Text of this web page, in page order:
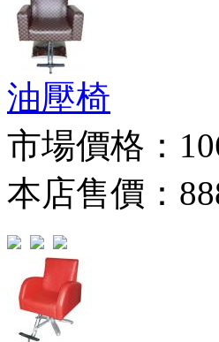
油壓椅
市場價格：
本店售價：